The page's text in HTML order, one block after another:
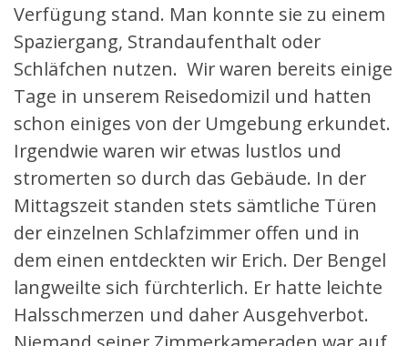
Verfügung stand. Man konnte sie zu einem
Spaziergang, Strandaufenthalt oder
Schläfchen nutzen. Wir waren bereits einige
Tage in unserem Reisedomizil und hatten
schon einiges von der Umgebung erkundet.
Irgendwie waren wir etwas lustlos und
stromerten so durch das Gebäude. In der
Mittagszeit standen stets sämtliche Türen
der einzelnen Schlafzimmer offen und in
dem einen entdeckten wir Erich. Der Bengel
langweilte sich fürchterlich. Er hatte leichte
Halsschmerzen und daher Ausgehverbot.